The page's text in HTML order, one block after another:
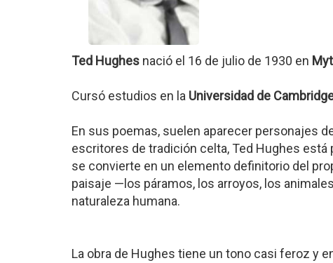
Ted Hughes nació el 16 de julio de 1930 en
Cursó estudios en la Universidad de
En sus poemas, suelen aparecer personajes
escritores de tradición celta, Ted Hughes
se convierte en un elemento definitorio del
paisaje —los páramos, los arroyos, los
naturaleza humana.
La obra de Hughes tiene un tono casi feroz y